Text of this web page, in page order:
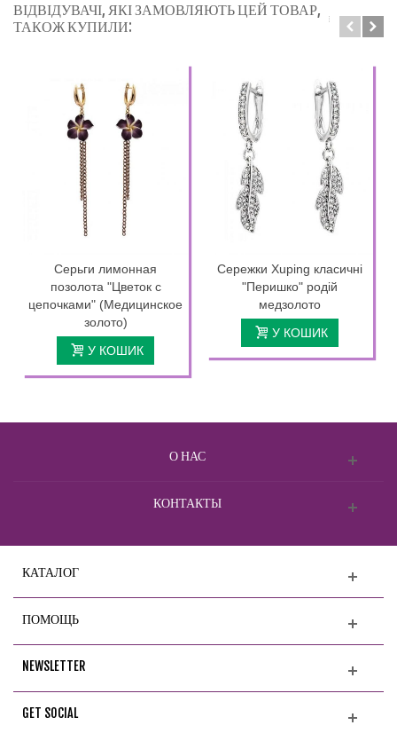
ВІДВІДУВАЧІ, ЯКІ ЗАМОВЛЯЮТЬ ЦЕЙ ТОВАР,
ТАКОЖ КУПИЛИ:
Серьги лимонная
позолота "Цветок с
цепочками" (Медицинское
золото)
У КОШИК
Сережки Xuping класичні
"Перишко" родій
медзолото
У КОШИК
О НАС
КОНТАКТЫ
КАТАЛОГ
ПОМОЩЬ
NEWSLETTER
GET SOCIAL